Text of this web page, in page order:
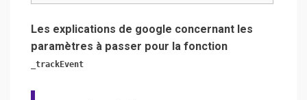
Les explications de google concernant les
paramètres à passer pour la fonction
_trackEvent